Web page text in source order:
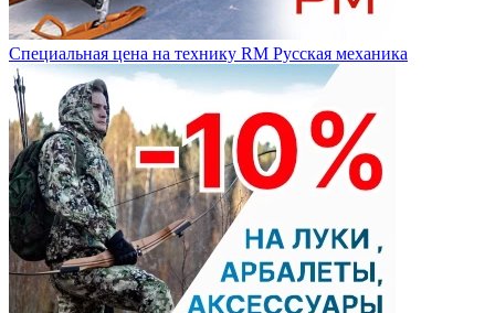
Специальная цена на технику RM Русская механика